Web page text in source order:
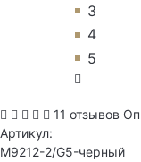
3
4
5
11 отзывов
Артикул:
M9212-2/G5-черный